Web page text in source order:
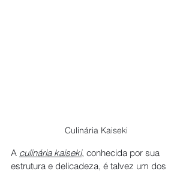
Culinária Kaiseki
A culinária kaiseki, conhecida por sua
estrutura e delicadeza, é talvez um dos